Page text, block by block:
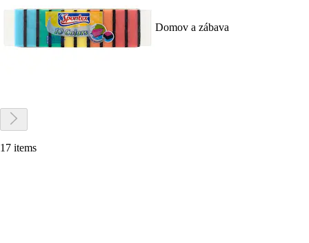
Domov a zábava
17 items